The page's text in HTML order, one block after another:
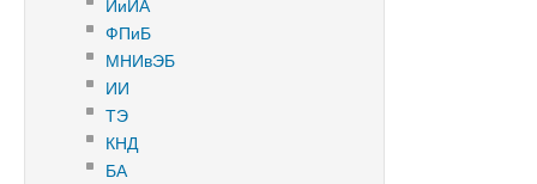
ИиИА
ФПиБ
МНИвЭБ
ИИ
ТЭ
КНД
БА